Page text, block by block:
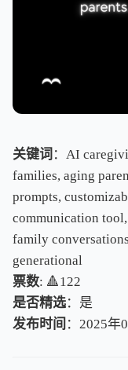
关键词 ：AI
families, aging
prompts,
communication
family
generational
票数: 🔺122
是否精选：是
发布时间 ：2025年